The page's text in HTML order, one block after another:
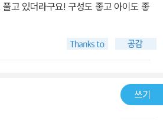
고 있더라구요! 구성도 좋고 아이도 좋
쓰기